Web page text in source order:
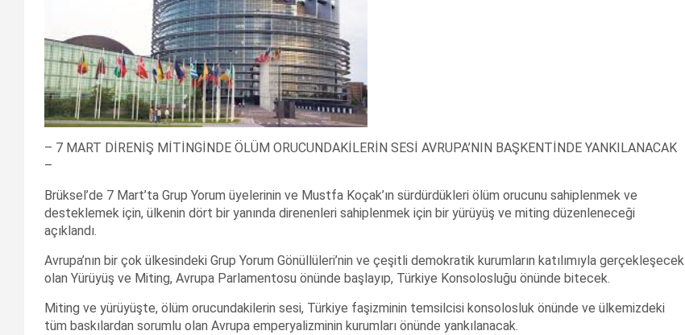
– 7 MART DİRENİŞ MİTİNGİNDE ÖLÜM ORUCUNDAKİLERİN SESİ AVRUPA’NIN BAŞKENTİNDE YANKILANACAK
–
Brüksel’de 7 Mart’ta Grup Yorum üyelerinin ve Mustfa Koçak’ın sürdürdükleri ölüm orucunu sahiplenmek ve
desteklemek için, ülkenin dört bir yanında direnenleri sahiplenmek için bir yürüyüş ve miting düzenleneceği
açıklandı.
Avrupa’nın bir çok ülkesindeki Grup Yorum Gönüllüleri’nin ve çeşitli demokratik kurumların katılımıyla gerçekleşecek
olan Yürüyüş ve Miting, Avrupa Parlamentosu önünde başlayıp, Türkiye Konsolosluğu önünde bitecek.
Miting ve yürüyüşte, ölüm orucundakilerin sesi, Türkiye faşizminin temsilcisi konsolosluk önünde ve ülkemizdeki
tüm baskılardan sorumlu olan Avrupa emperyalizminin kurumları önünde yankılanacak.